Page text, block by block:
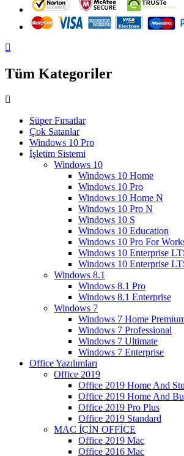
Tüm Kategoriler
Süper Fırsatlar
Çok Satanlar
Windows 10 Pro
İşletim Sistemi
Windows 10
Windows 10 Home
Windows 10 Pro
Windows 10 Home N
Windows 10 Pro N
Windows 10 S
Windows 10 Education
Windows 10 Pro For
Windows 10 Enterprise
Windows 10 Enterprise
Windows 8.1
Windows 8.1 Pro
Windows 8.1 Enterprise
Windows 7
Windows 7 Home
Windows 7 Professional
Windows 7 Ultimate
Windows 7 Enterprise
Office Yazılımları
Office 2019
Office 2019 Home And
Office 2019 Home And
Office 2019 Pro Plus
Office 2019 Standard
MAC İÇİN OFFİCE
Office 2019 Mac
Office 2016 Mac